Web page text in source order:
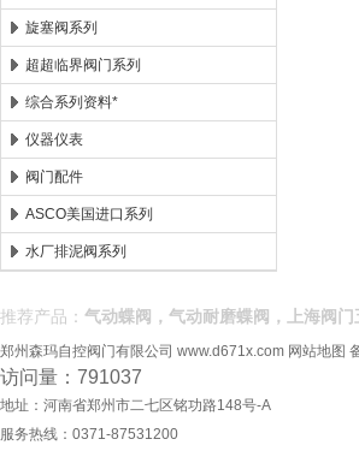
旋塞阀系列
超超临界阀门系列
综合系列资料*
仪器仪表
阀门配件
ASCO美国进口系列
水厂排泥阀系列
推荐产品： 气动蝶阀，气动耐磨蝶阀，上海阀
郑州森玛自控阀门有限公司 www.d671x.com 网站地图
访问量：791037
地址：河南省郑州市二七区铭功路148号-A
服务热线：0371-87531200